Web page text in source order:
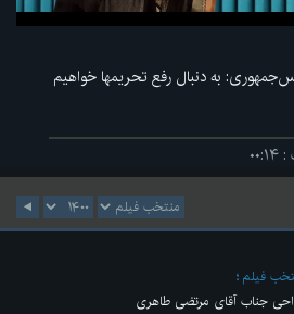
به دنبال رفع تحریمها خواهیم
: ۰۰:۱۴
فیلم
جناب آقای مرتضی طاهری